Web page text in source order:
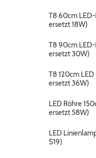
T8 60cm
ersetzt 18W)
T8 90cm
ersetzt 30W)
T8 120cm
ersetzt 36W)
LED Röhre
ersetzt 58W)
LED
S19)